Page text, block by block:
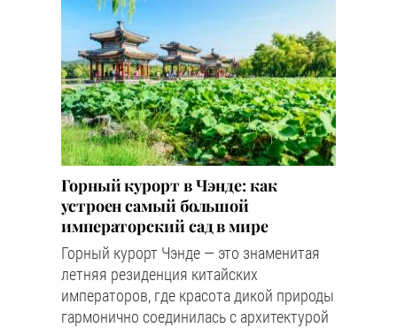
Горный курорт в Чэнде: как
устроен самый большой
императорский сад в мире
Горный курорт Чэнде — это знаменитая
летняя резиденция китайских
императоров, где красота дикой природы
гармонично соединилась с архитектурой